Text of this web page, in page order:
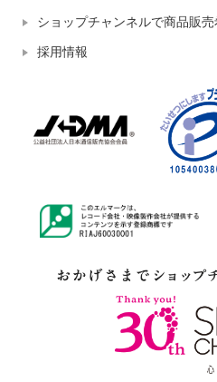
ショップチャンネルで商品販
採用情報